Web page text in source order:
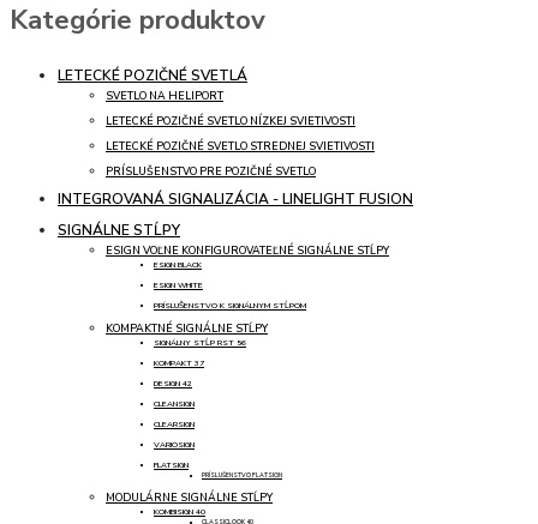
Kategórie produktov
LETECKÉ POZIČNÉ SVETLÁ
SVETLO NA HELIPORT
LETECKÉ POZIČNÉ SVETLO NÍZKEJ SVIETIVOSTI
LETECKÉ POZIČNÉ SVETLO STREDNEJ SVIETIVOSTI
PRÍSLUŠENSTVO PRE POZIČNÉ SVETLO
INTEGROVANÁ SIGNALIZÁCIA - LINELIGHT FUSION
SIGNÁLNE STĹPY
ESIGN VOĽNE KONFIGUROVATEĽNÉ SIGNÁLNE STĹPY
ESIGN BLACK
ESIGN WHITE
PRÍSLUŠENSTVO K SIGNÁLNYM STĹPOM
KOMPAKTNÉ SIGNÁLNE STĹPY
SIGNÁLNY STĹP RST 56
KOMPAKT 37
DESIGN 42
CLEANSIGN
CLEARSIGN
VARIOSIGN
FLATSIGN
PRÍSLUŠENSTVO FLATSIGN
MODULÁRNE SIGNÁLNE STĹPY
KOMBISIGN 40
CLASSICLOOK 40